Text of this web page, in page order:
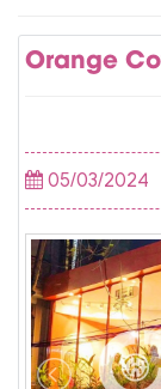
Orange
05/03/2024